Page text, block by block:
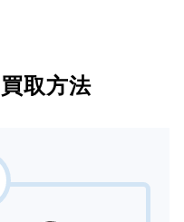
取方法